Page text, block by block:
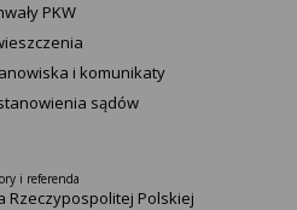
PKW
i komunikaty
sądów
i referenda
Rzeczypospolitej Polskiej